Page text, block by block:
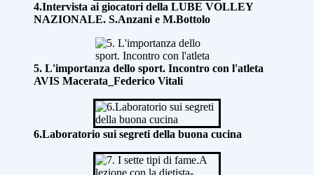
4.Intervista ai giocatori della LUBE VOLLEY
NAZIONALE. S.Anzani e M.Bottolo
5. L'importanza dello sport. Incontro con l'atleta
AVIS Macerata_Federico Vitali
6.Laboratorio sui segreti della buona cucina